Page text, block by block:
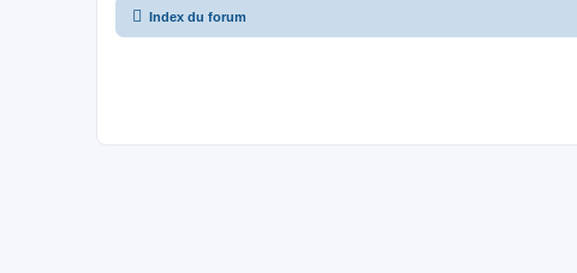
Index du forum